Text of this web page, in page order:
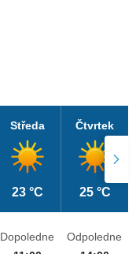
Středa
23 °C
Čtvrtek
25 °C
Dopoledne
Odpoledne